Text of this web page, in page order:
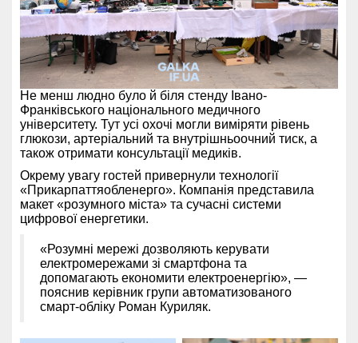
Не менш людно було й біля стенду Івано-
Франківського національного медичного
університету. Тут усі охочі могли виміряти рівень
глюкози, артеріальний та внутрішньоочний тиск, а
також отримати консультації медиків.
Окрему увагу гостей привернули технології
«Прикарпаттяобленерго». Компанія представила
макет «розумного міста» та сучасні системи
цифрової енергетики.
«Розумні мережі дозволяють керувати
електромережами зі смартфона та
допомагають економити електроенергію», —
пояснив керівник групи автоматизованого
смарт-обліку Роман Куриляк.